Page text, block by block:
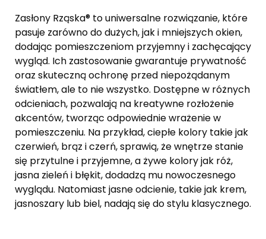
Zasłony Rząska® to uniwersalne rozwiązanie, które
pasuje zarówno do dużych, jak i mniejszych okien,
dodając pomieszczeniom przyjemny i zachęcający
wygląd. Ich zastosowanie gwarantuje prywatność
oraz skuteczną ochronę przed niepożądanym
światłem, ale to nie wszystko. Dostępne w różnych
odcieniach, pozwalają na kreatywne rozłożenie
akcentów, tworząc odpowiednie wrażenie w
pomieszczeniu. Na przykład, ciepłe kolory takie jak
czerwień, brąz i czerń, sprawią, że wnętrze stanie
się przytulne i przyjemne, a żywe kolory jak róż,
jasna zieleń i błękit, dodadzą mu nowoczesnego
wyglądu. Natomiast jasne odcienie, takie jak krem,
jasnoszary lub biel, nadają się do stylu klasycznego.